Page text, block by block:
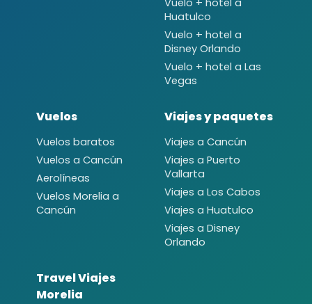
Huatulco
Vuelo + hotel a
Disney Orlando
Vuelo + hotel a Las
Vegas
Vuelos
Vuelos baratos
Vuelos a Cancún
Aerolíneas
Vuelos Morelia a
Cancún
Viajes y paquetes
Viajes a Cancún
Viajes a Puerto
Vallarta
Viajes a Los Cabos
Viajes a Huatulco
Viajes a Disney
Orlando
Travel Viajes
Morelia